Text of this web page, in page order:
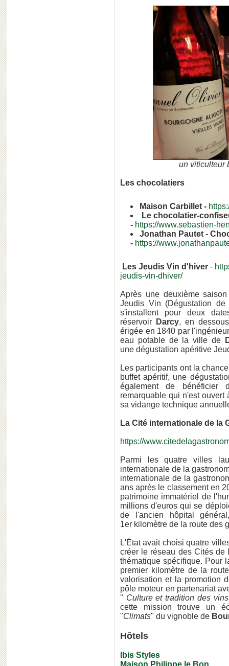
un viticulteur
Les chocolatiers
Maison Carbillet -
Le chocolatier-
- https://www.sebastien-
Jonathan Pautet -
- https://
Les Jeudis Vin d'hiver -
jeudis-vin-dhiver/
Après une deuxième
Jeudis Vin (Dégustation
s'installent pour deux
réservoir
Darcy, en
érigée en 1840 par
eau potable de la ville de
une dégustation apéritive
Les participants ont la
buffet apéritif, une
également de bénéficier
remarquable qui n'est
sa vidange technique
La Cité internationale de la
https://
Parmi les quatre villes
internationale de la
internationale de la
ans après le classement en
patrimoine immatériel de
millions d'euros qui se
de l'ancien hôpital
1er kilomètre de la route des
L'État avait choisi quatre
créer le réseau des Cités de
thématique spécifique. Pour
premier kilomètre de la
valorisation et la promotion
pôle moteur en partenariat
" Culture et tradition des vins
cette mission trouve un
"Climats" du vignoble de
Hôtels
Ibis Styles
Maison Philippe le Bon